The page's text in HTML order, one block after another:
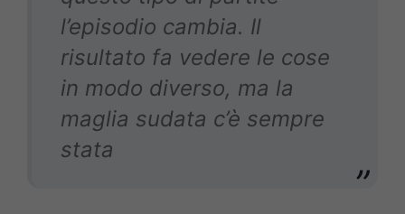
l’episodio cambia. Il
risultato fa vedere le cose
in modo diverso, ma la
maglia sudata c’è sempre
stata